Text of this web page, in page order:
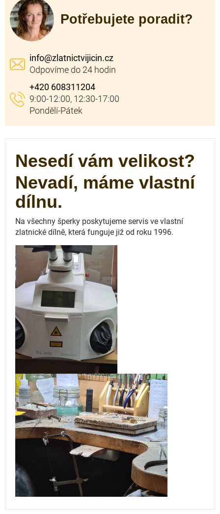
Potřebujete poradit?
info@zlatnictvijicin.cz
+420 608311204
Nesedí vám velikost?
Nevadí, máme vlastní
dílnu.
Na všechny šperky poskytujeme servis ve vlastní
zlatnické dílně, která funguje již od roku 1996.